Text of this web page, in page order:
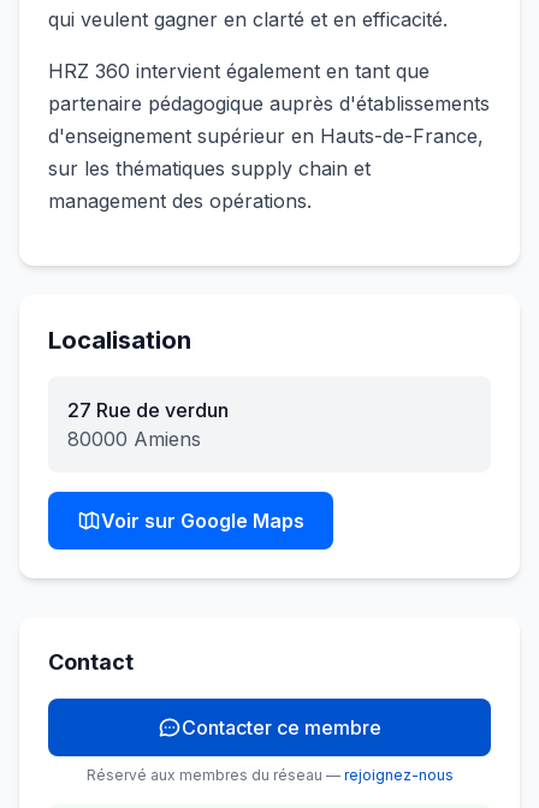
qui veulent gagner en clarté et en efficacité.
HRZ 360 intervient également en tant que
partenaire pédagogique auprès d'établissements
d'enseignement supérieur en Hauts-de-France,
sur les thématiques supply chain et
management des opérations.
Localisation
27 Rue de verdun
80000 Amiens
Voir sur Google Maps
Contact
Contacter ce membre
Réservé aux membres du réseau — rejoignez-nous